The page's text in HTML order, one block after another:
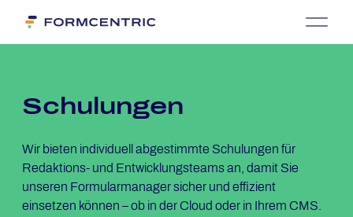
Schu­lun­gen
Wir bieten individuell abgestimmte Schulungen für
Redaktions- und Entwicklungsteams an, damit Sie
unseren Formularmanager sicher und effizient
einsetzen können – ob in der Cloud oder in Ihrem CMS.